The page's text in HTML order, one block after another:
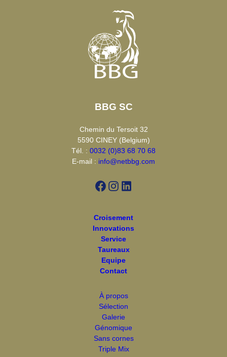
BBG SC
Chemin du Tersoit 32
5590 CINEY (Belgium)
Tél. : 0032 (0)83 68 70 68
E-mail : info@netbbg.com
Facebook Instagram LinkedIn
Croisement
Innovations
Service
Taureaux
Equipe
Contact
À propos
Sélection
Galerie
Génomique
Sans cornes
Triple Mix